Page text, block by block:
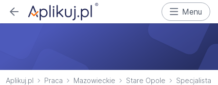
Menu
Aplikuj.pl Praca Mazowieckie Stare Opole Specjalista